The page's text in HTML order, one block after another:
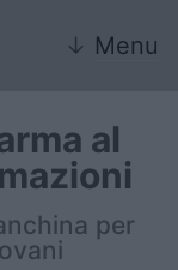
↓ Menu
al
per